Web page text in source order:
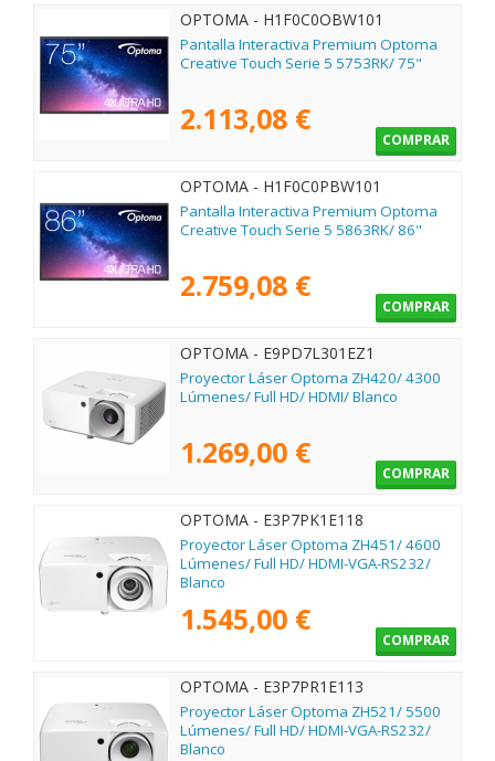
OPTOMA - H1F0C0OBW101
Pantalla Interactiva Premium Optoma
Creative Touch Serie 5 5753RK/ 75"
2.113,08 €
COMPRAR
OPTOMA - H1F0C0PBW101
Pantalla Interactiva Premium Optoma
Creative Touch Serie 5 5863RK/ 86"
2.759,08 €
COMPRAR
OPTOMA - E9PD7L301EZ1
Proyector Láser Optoma ZH420/ 4300
Lúmenes/ Full HD/ HDMI/ Blanco
1.269,00 €
COMPRAR
OPTOMA - E3P7PK1E118
Proyector Láser Optoma ZH451/ 4600
Lúmenes/ Full HD/ HDMI-VGA-RS232/
Blanco
1.545,00 €
COMPRAR
OPTOMA - E3P7PR1E113
Proyector Láser Optoma ZH521/ 5500
Lúmenes/ Full HD/ HDMI-VGA-RS232/
Blanco